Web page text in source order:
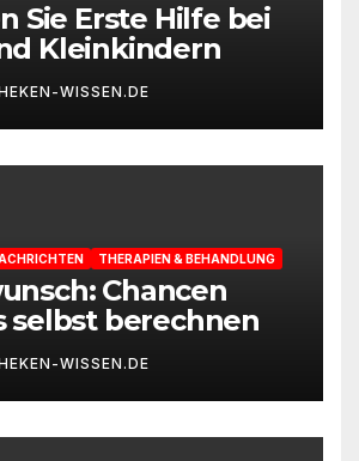
Sie Erste Hilfe bei
Kleinkindern
WISSEN.DE
THERAPIEN & BEHANDLUNG
Chancen
selbst berechnen
WISSEN.DE